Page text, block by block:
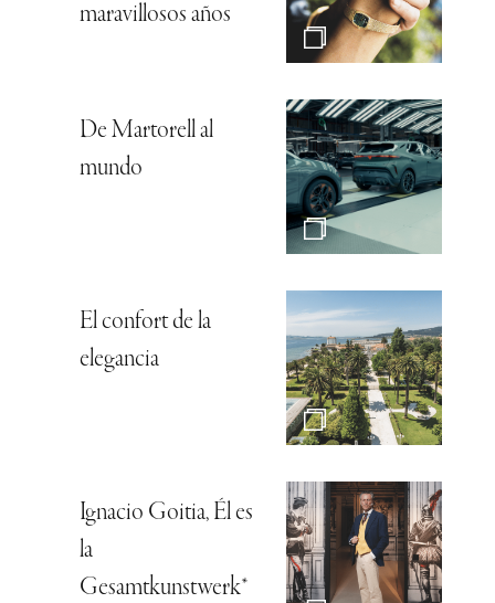
maravillosos años
De Martorell al
mundo
El confort de la
elegancia
Ignacio Goitia, Él es
la
Gesamtkunstwerk*